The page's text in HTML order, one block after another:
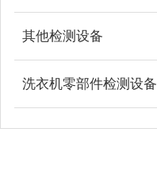
其他检测设备
洗衣机零部件检测设备